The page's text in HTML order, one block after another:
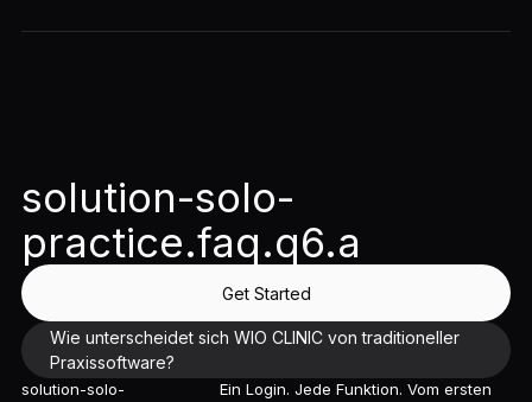
solution-solo-
practice.faq.q6.a
Get Started
Wie unterscheidet sich WIO CLINIC von traditioneller
Praxissoftware?
solution-solo-
Ein Login. Jede Funktion. Vom ersten